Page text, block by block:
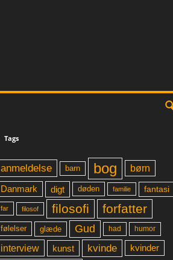
Tags
anmeldelse barn bog børn
Danmark digt døden familie fantasi
far filosof filosofi forfatter
følelser glæde Gud had humor
interview kunst kvinde kvinder